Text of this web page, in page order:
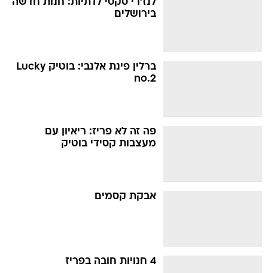
לנז'רי סקסי לדתיות: חנות חדשה
בירושלים
ברלין פינת אלנבי: בוטיק Lucky
no.2
פה זה לא פריז: ריאיון עם
מעצבות קסידי בוטיק
אבקת קסמים
4 חנויות חובה בפריז